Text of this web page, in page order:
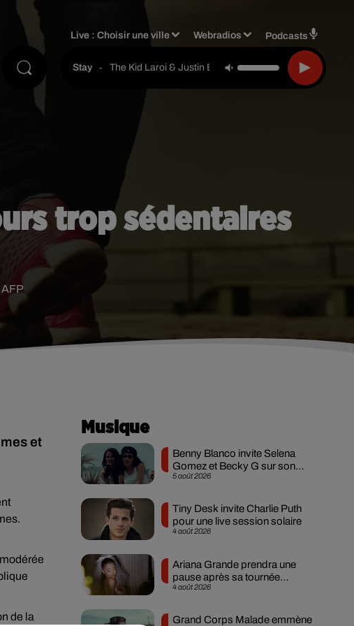
Live :Choisir une ville Webradios Podcasts
Je Pense A Vous - Pierre De Maere
trop sédentaires
AFP
et
de la
Musique
5 août 2026
Benny Blanco invite Selena
Gomez et Becky G sur son
nouveau single
4 août 2026
Tiny Desk invite Charlie Puth
pour une live session solaire
4 août 2026
Ariana Grande prendra une
pause après sa tournée
mondiale
Grand Corps Malade emmène